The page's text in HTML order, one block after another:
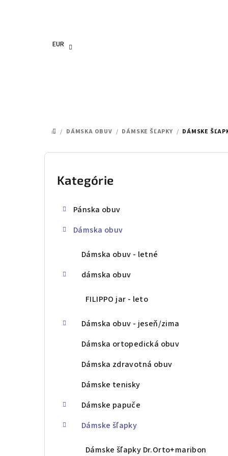
EUR
DOMOV
/ DÁMSKA OBUV / DÁMSKE ŠĽAPKY / DÁMSKE
B
Preskočiť
kategórie
Kategórie
Pánska obuv
Dámska obuv
Dámska obuv - letné
dámska obuv
FILIPPO jar - leto
Dámska obuv - jeseň/zima
Dámska ortopedická obuv
Dámska zdravotná obuv
Dámske tenisky
Dámske papuče
Dámske šľapky
Dámske šľapky Dr.Orto+maribon